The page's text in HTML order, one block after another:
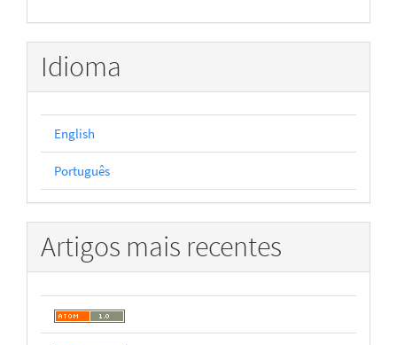
Idioma
English
Português
Artigos mais recentes